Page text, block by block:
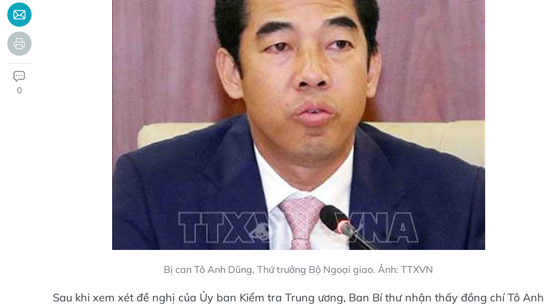
0
Bị can Tô Anh Dũng, Thứ trưởng Bộ Ngoại giao. Ảnh: TTXVN
Sau khi xem xét đề nghị của Ủy ban Kiểm tra Trung ương, Ban Bí thư nhận thấy đồng chí Tô Anh